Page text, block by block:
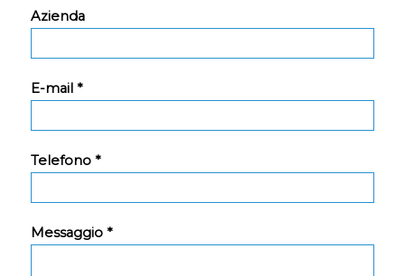
Azienda
E-mail *
Telefono *
Messaggio *